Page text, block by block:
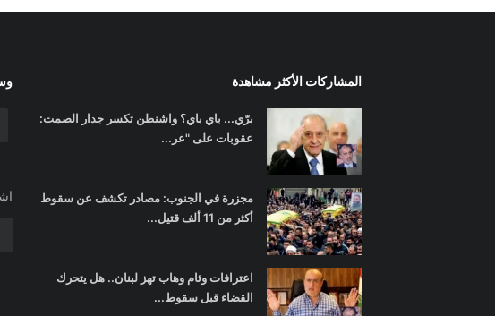
المشاركات الأكثر مشاهدة
برّي... باي باي؟ واشنطن تكسر جدار الصمت:
عقوبات على "عر...
مجزرة في الجنوب: مصادر تكشف عن سقوط
أكثر من 11 ألف قتيل...
اعترافات وئام وهاب تهز لبنان.. هل يتحرك
القضاء قبل سقوط...